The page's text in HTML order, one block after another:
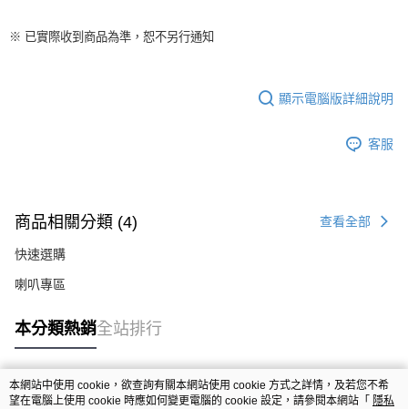
※ 已實際收到商品為準，恕不另行通知
顯示電腦版詳細說明
客服
商品相關分類 (4) 查看全部
快速選購
喇叭專區
本分類熱銷全站排行
熱門標籤
本網站中使用 cookie，欲查詢有關本網站使用 cookie 方式之詳情，及若您不希
望在電腦上使用 cookie 時應如何變更電腦的 cookie 設定，請參閱本網站「 隱私